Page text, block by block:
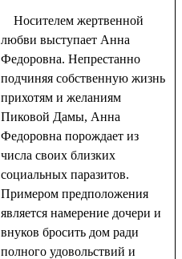
Носителем жертвенной
любви выступает Анна
Федоровна. Непрестанно
подчиняя собственную жизнь
прихотям и желаниям
Пиковой Дамы, Анна
Федоровна порождает из
числа своих близких
социальных паразитов.
Примером предположения
является намерение дочери и
внуков бросить дом ради
полного удовольствий и